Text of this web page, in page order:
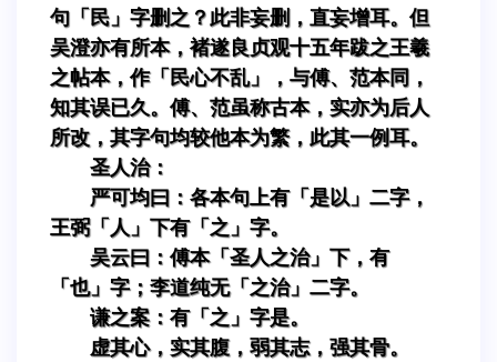
句「民」字删之？此非妄删，直妄增耳。但
吴澄亦有所本，褚遂良贞观十五年跋之王羲
之帖本，作「民心不乱」，与傅、范本同，
知其误已久。傅、范虽称古本，实亦为后人
所改，其字句均较他本为繁，此其一例耳。
圣人治：
严可均曰：各本句上有「是以」二字，
王弼「人」下有「之」字。
吴云曰：傅本「圣人之治」下，有
「也」字；李道纯无「之治」二字。
谦之案：有「之」字是。
虚其心，实其腹，弱其志，强其骨。